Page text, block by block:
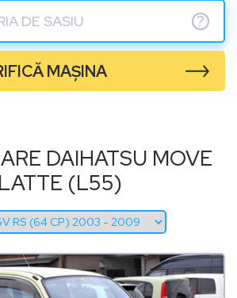
?
MAȘINA
DAIHATSU MOVE
LATTE (L55)